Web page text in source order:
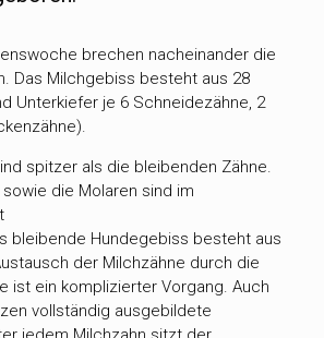
brechen nacheinander die
Das Milchgebiss besteht aus 28
Unterkiefer je 6 Schneidezähne, 2
spitzer als die bleibenden Zähne.
die Molaren sind im
bleibende Hundegebiss besteht aus
der Milchzähne durch die
ist ein komplizierter Vorgang. Auch
vollständig ausgebildete